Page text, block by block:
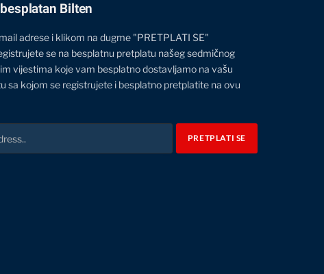
Bilten
adrese i klikom na dugme "PRETPLATI SE"
se na besplatnu pretplatu našeg sedmičnog
vijestima koje vam besplatno dostavljamo na vašu
sa kojom se registrujete i besplatno pretplatite na ovu